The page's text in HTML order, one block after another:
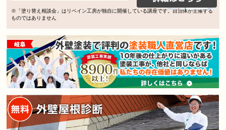
※「塗り替え相談会」はリペイン工房が独自に開催している講座です。自治体が主催する
ものではありません